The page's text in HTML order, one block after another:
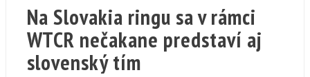
Na Slovakia ringu sa v rámci
WTCR nečakane predstaví aj
slovenský tím